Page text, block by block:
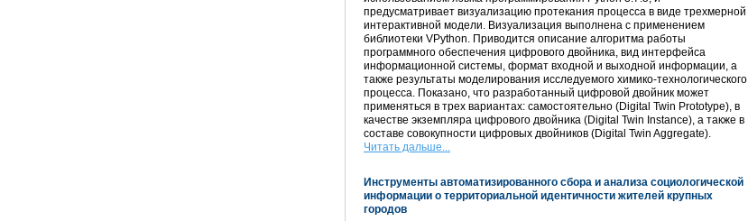
предусматривает визуализацию протекания процесса в виде трехмерной
интерактивной модели. Визуализация выполнена с применением
библиотеки VPython. Приводится описание алгоритма работы
программного обеспечения цифрового двойника, вид интерфейса
информационной системы, формат входной и выходной информации, а
также результаты моделирования исследуемого химико-технологического
процесса. Показано, что разработанный цифровой двойник может
применяться в трех вариантах: самостоятельно (Digital Twin Prototype), в
качестве экземпляра цифрового двойника (Digital Twin Instance), а также в
составе совокупности цифровых двойников (Digital Twin Aggregate).
Читать дальше...
Инструменты автоматизированного сбора и анализа социологической
информации o территориальной идентичности жителей крупных
городов